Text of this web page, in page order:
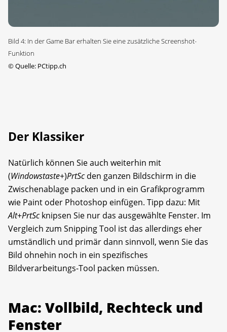
Bild 4: In der Game Bar erhalten Sie eine zusätzliche Screenshot-
Funktion
©Quelle: PCtipp.ch
Der Klassiker
Natürlich können Sie auch weiterhin mit
(Windowstaste+)PrtScden ganzen Bildschirm in die
Zwischenablage packen und in ein Grafikprogramm
wie Paint oder Photoshop einfügen. Tipp dazu: Mit
Alt+PrtScknipsen Sie nur das ausgewählte Fenster. Im
Vergleich zum Snipping Tool ist das allerdings eher
umständlich und primär dann sinnvoll, wenn Sie das
Bild ohnehin noch in ein spezifisches
Bildverarbeitungs-Tool packen müssen.
Mac: Vollbild, Rechteck und
Fenster